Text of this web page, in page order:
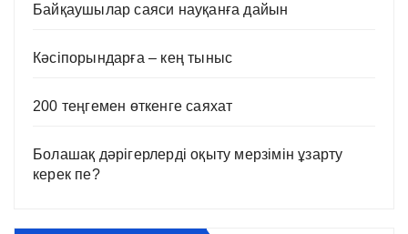
Байқаушылар саяси науқанға дайын
Кәсіпорындарға – кең тыныс
200 теңгемен өткенге саяхат
Болашақ дәрігерлерді оқыту мерзімін ұзарту
керек пе?